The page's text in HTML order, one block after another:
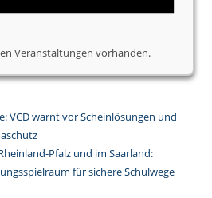
Veranstaltungen vorhanden.
VCD warnt vor Scheinlösungen und
Pfalz und im Saarland:
für sichere Schulwege